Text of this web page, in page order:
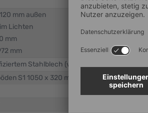
mm außen
Lichten
mm
mm
Stahlblech (verzinkt)
S1 1050 x 320 mm